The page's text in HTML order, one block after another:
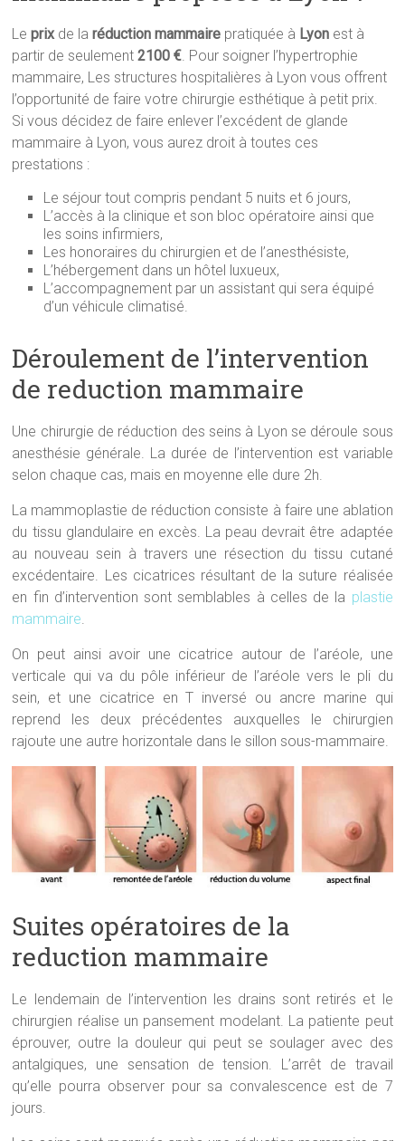
Leprix de laréduction mammaire pratiquée à Lyon est à
partir de seulement2100 € . Pour soigner l’hypertrophie
mammaire, Les structures hospitalières à Lyon vous offrent
l’opportunité de faire votre chirurgie esthétique à petit prix.
Si vous décidez de faire enlever l’excédent de glande
mammaire à Lyon, vous aurez droit à toutes ces
prestations :
Le séjour tout compris pendant 5 nuits et 6 jours,
L’accès à la clinique et son bloc opératoire ainsi que
les soins infirmiers,
Les honoraires du chirurgien et de l’anesthésiste,
L’hébergement dans un hôtel luxueux,
L’accompagnement par un assistant qui sera équipé
d’un véhicule climatisé.
Déroulement de l’intervention
de reduction mammaire
Une chirurgie de réduction des seins à Lyon se déroule sous
anesthésie générale. La durée de l’intervention est variable
selon chaque cas, mais en moyenne elle dure 2h.
La mammoplastie de réduction consiste à faire une ablation
du tissu glandulaire en excès. La peau devrait être adaptée
au nouveau sein à travers une résection du tissu cutané
excédentaire. Les cicatrices résultant de la suture réalisée
en fin d’intervention sont semblables à celles de la plastie
mammaire
On peut ainsi avoir une cicatrice autour de l’aréole, une
verticale qui va du pôle inférieur de l’aréole vers le pli du
sein, et une cicatrice en T inversé ou ancre marine qui
reprend les deux précédentes auxquelles le chirurgien
rajoute une autre horizontale dans le sillon sous-mammaire.
Suites opératoires de la
reduction mammaire
Le lendemain de l’intervention les drains sont retirés et le
chirurgien réalise un pansement modelant. La patiente peut
éprouver, outre la douleur qui peut se soulager avec des
antalgiques, une sensation de tension. L’arrêt de travail
qu’elle pourra observer pour sa convalescence est de 7
jours.